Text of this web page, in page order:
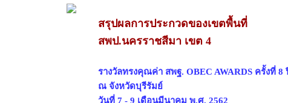
สรุปผลการประกวดของเขตพื้นที่
สพป.นครราชสีมา เขต 4
รางวัลทรงคุณค่า สพฐ. OBEC AWARDS ครั้งที่
ณ จังหวัดบุรีรัมย์
วันที่ 7 - 9 เดือนมีนาคม พ.ศ. 2562